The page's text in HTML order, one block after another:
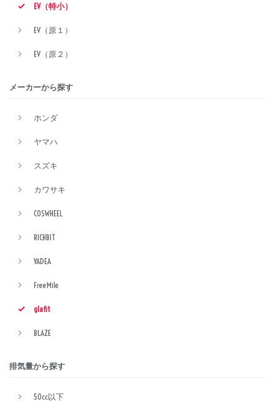
EV（特小）
EV（原１）
EV（原２）
メーカーから探す
ホンダ
ヤマハ
スズキ
カワサキ
COSWHEEL
RICHBIT
YADEA
FreeMile
glafit
BLAZE
排気量から探す
50cc以下